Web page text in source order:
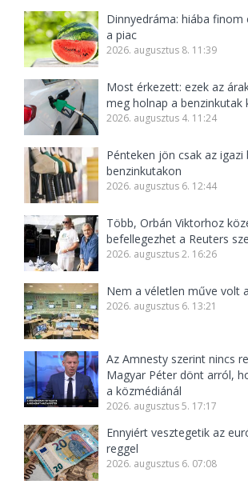
Dinnyedráma: hiába finom
a piac
2026. augusztus 8. 11:39
Most érkezett: ezek az
meg holnap a benzinkutak
2026. augusztus 4. 11:24
Pénteken jön csak az igazi
benzinkutakon
2026. augusztus 6. 12:44
Több, Orbán Viktorhoz
befellegezhet a Reuters
2026. augusztus 2. 16:26
Nem a véletlen műve volt
2026. augusztus 6. 13:21
Az Amnesty szerint nincs
Magyar Péter dönt arról,
a közmédiánál
2026. augusztus 5. 17:17
Ennyiért vesztegetik az
reggel
2026. augusztus 6. 07:08